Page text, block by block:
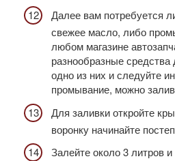
Далее вам потребуется
свежее масло, либо
любом магазине
разнообразные
одно из них и следуйте
промывание, можно
Для заливки откройте
воронку начинайте
Залейте около 3 литров